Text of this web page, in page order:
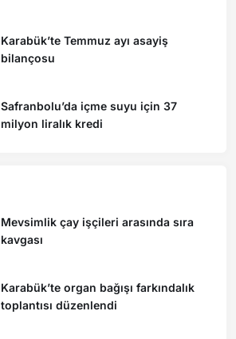
Karabük’te Temmuz ayı asayiş
bilançosu
Safranbolu’da içme suyu için 37
milyon liralık kredi
Mevsimlik çay işçileri arasında sıra
kavgası
Karabük’te organ bağışı farkındalık
toplantısı düzenlendi